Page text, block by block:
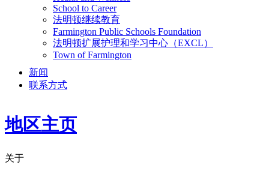
School to Career
法明顿继续教育
Farmington Public Schools Foundation
法明顿扩展护理和学习中心（EXCL）
Town of Farmington
新闻
联系方式
地区主页
关于